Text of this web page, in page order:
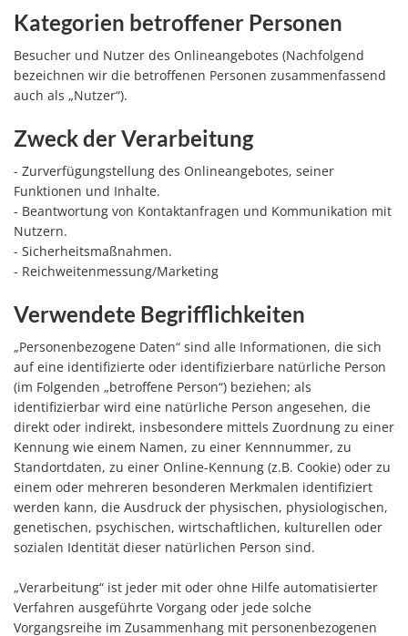
Kategorien betroffener Personen
Besucher und Nutzer des Onlineangebotes (Nachfolgend
bezeichnen wir die betroffenen Personen zusammenfassend
auch als „Nutzer“).
Zweck der Verarbeitung
- Zurverfügungstellung des Onlineangebotes, seiner
Funktionen und Inhalte.
- Beantwortung von Kontaktanfragen und Kommunikation mit
Nutzern.
- Sicherheitsmaßnahmen.
- Reichweitenmessung/Marketing
Verwendete Begrifflichkeiten
„Personenbezogene Daten“ sind alle Informationen, die sich
auf eine identifizierte oder identifizierbare natürliche Person
(im Folgenden „betroffene Person“) beziehen; als
identifizierbar wird eine natürliche Person angesehen, die
direkt oder indirekt, insbesondere mittels Zuordnung zu einer
Kennung wie einem Namen, zu einer Kennnummer, zu
Standortdaten, zu einer Online-Kennung (z.B. Cookie) oder zu
einem oder mehreren besonderen Merkmalen identifiziert
werden kann, die Ausdruck der physischen, physiologischen,
genetischen, psychischen, wirtschaftlichen, kulturellen oder
sozialen Identität dieser natürlichen Person sind.
„Verarbeitung“ ist jeder mit oder ohne Hilfe automatisierter
Verfahren ausgeführte Vorgang oder jede solche
Vorgangsreihe im Zusammenhang mit personenbezogenen